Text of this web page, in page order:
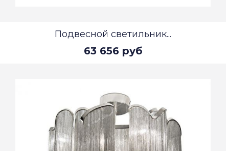
Подвесной светильник...
63 656 руб